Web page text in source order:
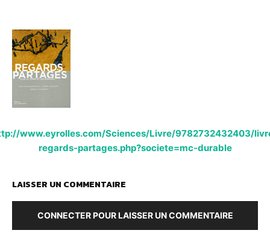
www.eyrolles.com/Sciences/Livre/9782732432403/
regards-partages.php?societe=mc-durable
LAISSER UN COMMENTAIRE
CONNECTER POUR LAISSER UN COMMENTAIRE